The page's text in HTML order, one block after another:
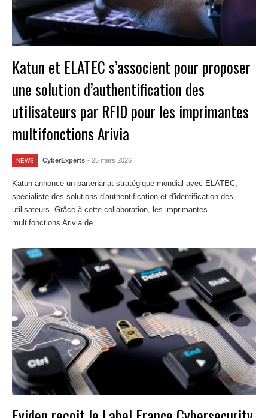
Katun et ELATEC s’associent pour proposer
une solution d’authentification des
utilisateurs par RFID pour les imprimantes
multifonctions Arivia
NEWS CyberExperts - 25 mars 2026
Katun annonce un partenariat stratégique mondial avec ELATEC,
spécialiste des solutions d'authentification et d'identification des
utilisateurs. Grâce à cette collaboration, les imprimantes
multifonctions Arivia de ...